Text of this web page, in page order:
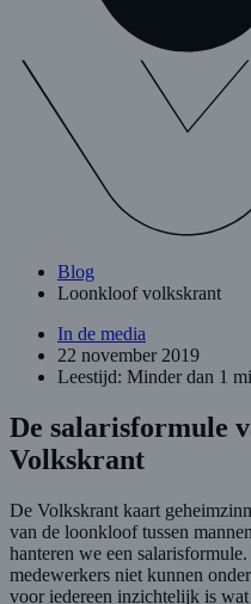
Blog
Loonkloof volkskrant
In de media
22 november 2019
Leestijd: Minder dan 1
De salarisformule
Volkskrant
De Volkskrant kaart
van de loonkloof tussen
hanteren we een
medewerkers niet kunnen
voor iedereen inzichtelijk is